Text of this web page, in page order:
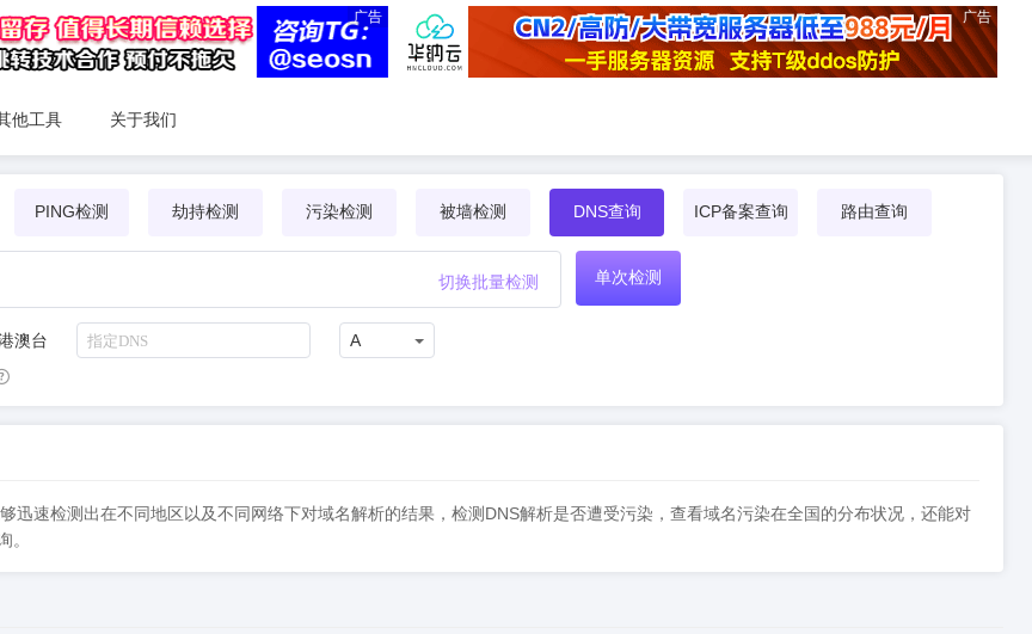
广告 广告
他工具 关于我们
PING检测 劫持检测 污染检测 被墙检测 DNS查询 ICP备案查询 路由查询
切换批量检测 单次检测
澳台
A
迅速检测出在不同地区以及不同网络下对域名解析的结果，检测DNS解析是否遭受污染，查看域名污染在全国的分布状况，还能对
。